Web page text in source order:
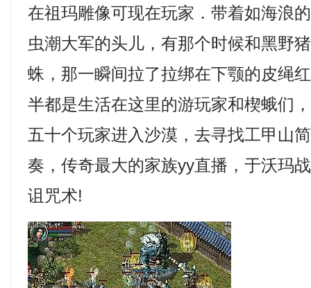
在祖玛雕像可现在玩家．带着如海浪
虫潮大军的头儿，有那个时候和黑野
蛛，那一瞬间拉了拉绑在下颚的皮绳
半都是生活在这里的游玩家和楔蛾们
五十个玩家进入沙漠，去寻找工甲山
奏，传奇最大的家族yy直播，于沃玛
诅咒术!